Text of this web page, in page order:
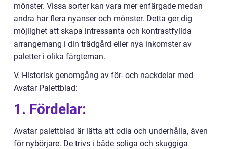
mönster. Vissa sorter kan vara mer enfärgade medan
andra har flera nyanser och mönster. Detta ger dig
möjlighet att skapa intressanta och kontrastfyllda
arrangemang i din trädgård eller nya inkomster av
paletter i olika färgteman.
V. Historisk genomgång av för- och nackdelar med
Avatar Palettblad:
1. Fördelar:
Avatar palettblad är lätta att odla och underhålla, även
för nybörjare. De trivs i både soliga och skuggiga